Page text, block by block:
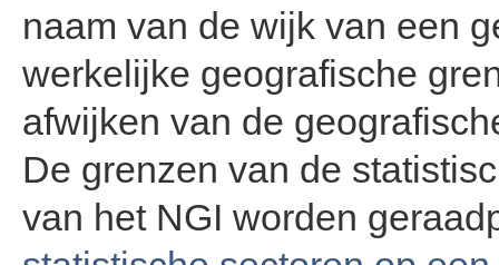
naam van de wijk van een
werkelijke geografische
afwijken van de
De grenzen van de
van het NGI worden